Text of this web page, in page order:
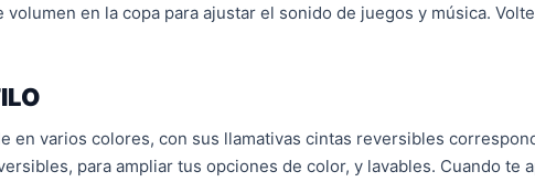
en la copa para ajustar el sonido de juegos y música.
en varios colores, con sus llamativas cintas reversibles
para ampliar tus opciones de color, y lavables. Cuando te